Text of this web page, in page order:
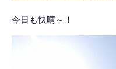
今日も快晴～！